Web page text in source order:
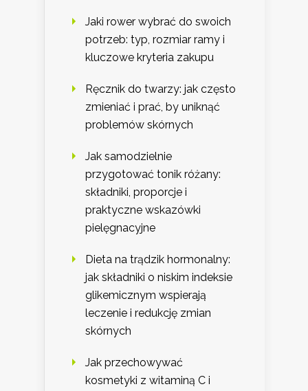
Jaki rower wybrać do swoich
potrzeb: typ, rozmiar ramy i
kluczowe kryteria zakupu
Ręcznik do twarzy: jak często
zmieniać i prać, by uniknąć
problemów skórnych
Jak samodzielnie
przygotować tonik różany:
składniki, proporcje i
praktyczne wskazówki
pielęgnacyjne
Dieta na trądzik hormonalny:
jak składniki o niskim indeksie
glikemicznym wspierają
leczenie i redukcję zmian
skórnych
Jak przechowywać
kosmetyki z witaminą C i